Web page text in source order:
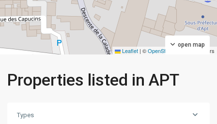
Leaflet | ©OpenStreetMap contributors
open map
Properties listed in APT
Types